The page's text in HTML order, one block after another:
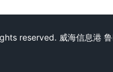
reserved. 威海信息港